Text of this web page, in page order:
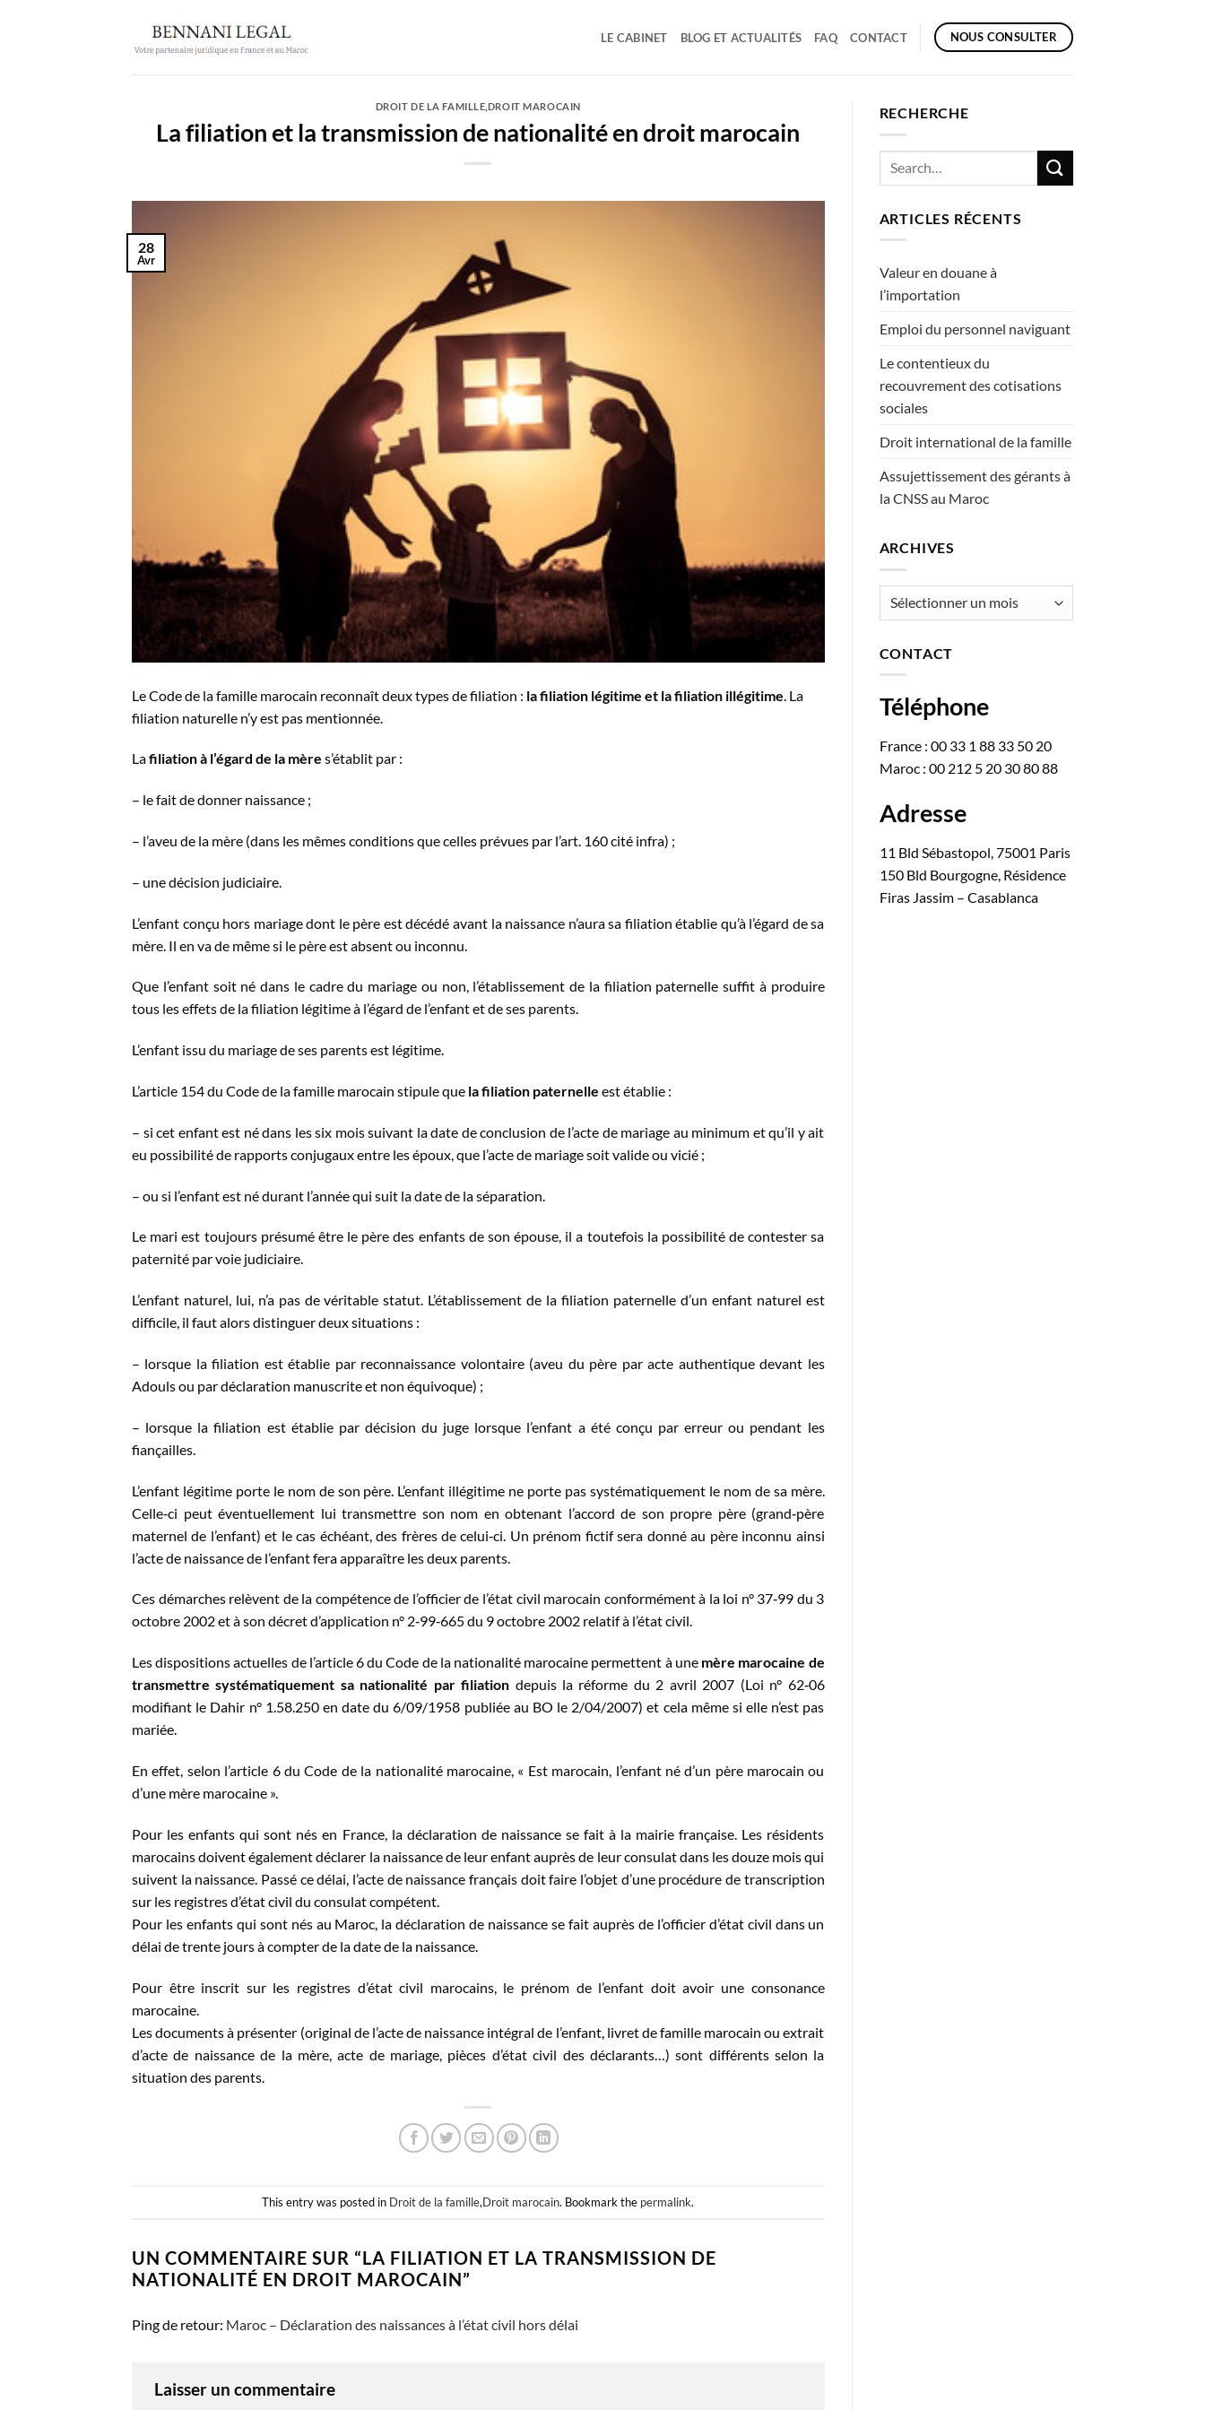
LE CABINET BLOG ET ACTUALITÉS FAQ CONTACT NOUS CONSULTER
DROIT DE LA FAMILLE DROIT MAROCAIN
La filiation et la transmission de nationalité en droit marocain
28
Avr
Le Code de la famille marocain reconnaît deux types de filiation : la filiation légitime et la filiation illégitime . La
filiation naturelle n’y est pas mentionnée.
Lafiliation à l’égard de la mère s’établit par :
– le fait de donner naissance ;
– l’aveu de la mère (dans les mêmes conditions que celles prévues par l’art. 160 cité infra) ;
– une décision judiciaire.
L’enfant conçu hors mariage dont le père est décédé avant la naissance n’aura sa filiation établie qu’à l’égard de sa
mère. Il en va de même si le père est absent ou inconnu.
Que l’enfant soit né dans le cadre du mariage ou non, l’établissement de la filiation paternelle suffit à produire
tous les effets de la filiation légitime à l’égard de l’enfant et de ses parents.
L’enfant issu du mariage de ses parents est légitime.
L’article 154 du Code de la famille marocain stipule que la filiation paternelle est établie :
– si cet enfant est né dans les six mois suivant la date de conclusion de l’acte de mariage au minimum et qu’il y ait
eu possibilité de rapports conjugaux entre les époux, que l’acte de mariage soit valide ou vicié ;
– ou si l’enfant est né durant l’année qui suit la date de la séparation.
Le mari est toujours présumé être le père des enfants de son épouse, il a toutefois la possibilité de contester sa
paternité par voie judiciaire.
L’enfant naturel, lui, n’a pas de véritable statut. L’établissement de la filiation paternelle d’un enfant naturel est
difficile, il faut alors distinguer deux situations :
– lorsque la filiation est établie par reconnaissance volontaire (aveu du père par acte authentique devant les
Adouls ou par déclaration manuscrite et non équivoque) ;
– lorsque la filiation est établie par décision du juge lorsque l’enfant a été conçu par erreur ou pendant les
fiançailles.
L’enfant légitime porte le nom de son père. L’enfant illégitime ne porte pas systématiquement le nom de sa mère.
Celle‐ci peut éventuellement lui transmettre son nom en obtenant l’accord de son propre père (grand‐père
maternel de l’enfant) et le cas échéant, des frères de celui‐ci. Un prénom fictif sera donné au père inconnu ainsi
l’acte de naissance de l’enfant fera apparaître les deux parents.
Ces démarches relèvent de la compétence de l’officier de l’état civil marocain conformément à la loi n° 37‐99 du 3
octobre 2002 et à son décret d’application n° 2‐99‐665 du 9 octobre 2002 relatif à l’état civil.
Les dispositions actuelles de l’article 6 du Code de la nationalité marocaine permettent à une mère marocaine de
transmettre systématiquement sa nationalité par filiation depuis la réforme du 2 avril 2007 (Loi n° 62‐06
modifiant le Dahir n° 1.58.250 en date du 6/09/1958 publiée au BO le 2/04/2007) et cela même si elle n’est pas
mariée.
En effet, selon l’article 6 du Code de la nationalité marocaine, « Est marocain, l’enfant né d’un père marocain ou
d’une mère marocaine ».
Pour les enfants qui sont nés en France, la déclaration de naissance se fait à la mairie française. Les résidents
marocains doivent également déclarer la naissance de leur enfant auprès de leur consulat dans les douze mois qui
suivent la naissance. Passé ce délai, l’acte de naissance français doit faire l’objet d’une procédure de transcription
sur les registres d’état civil du consulat compétent.
Pour les enfants qui sont nés au Maroc, la déclaration de naissance se fait auprès de l’officier d’état civil dans un
délai de trente jours à compter de la date de la naissance.
Pour être inscrit sur les registres d’état civil marocains, le prénom de l’enfant doit avoir une consonance
marocaine.
Les documents à présenter (original de l’acte de naissance intégral de l’enfant, livret de famille marocain ou extrait
d’acte de naissance de la mère, acte de mariage, pièces d’état civil des déclarants…) sont différents selon la
situation des parents.
This entry was posted in Droit de la famille,Droit marocain. Bookmark the permalink.
UN COMMENTAIRE SUR “LA FILIATION ET LA TRANSMISSION DE
NATIONALITÉ EN DROIT MAROCAIN”
Ping de retour: Maroc – Déclaration des naissances à l’état civil hors délai
Laisser un commentaire
RECHERCHE
ARTICLES RÉCENTS
Valeur en douane à
l’importation
Emploi du personnel naviguant
Le contentieux du
recouvrement des cotisations
sociales
Droit international de la famille
Assujettissement des gérants à
la CNSS au Maroc
ARCHIVES
Archives
CONTACT
Téléphone
France : 00 33 1 88 33 50 20
Maroc : 00 212 5 20 30 80 88
Adresse
11 Bld Sébastopol, 75001 Paris
150 Bld Bourgogne, Résidence
Firas Jassim – Casablanca